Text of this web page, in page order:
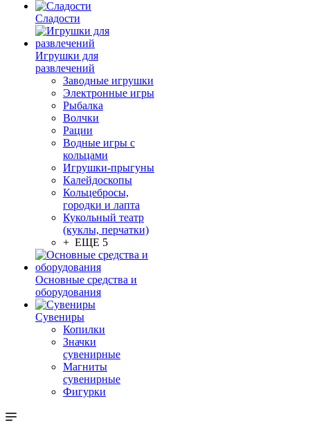
Сладости
Игрушки для
развлечений
Заводные игрушки
Электронные игры
Рыбалка
Волчки
Рации
Водные игры с
кольцами
Игрушки-прыгуны
Калейдоскопы
Кольцебросы,
городки и лапта
Кукольный театр
(куклы, перчатки)
+ ЕЩЕ 5
Основные средства и
оборудования
Сувениры
Копилки
Значки
сувенирные
Магниты
сувенирные
Фигурки